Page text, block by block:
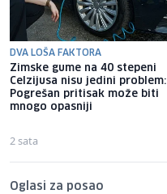
DVA LOŠA FAKTORA
Zimske gume na 40 stepeni
Celzijusa nisu jedini problem:
Pogrešan pritisak može biti
mnogo opasniji
2 sata
Oglasi za posao